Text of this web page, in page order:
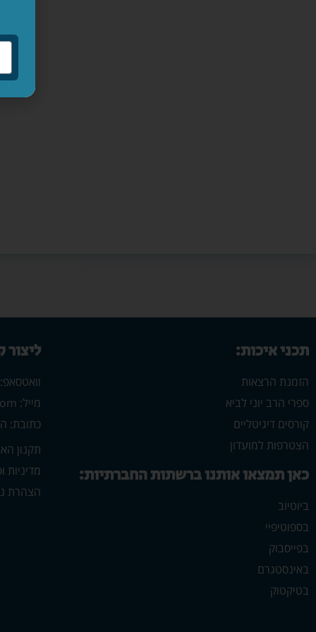
תכני איכות:
הזמנת הרצאות
ספרי הרב יוני לביא
קורסים דיגיטליים
הצטרפות למועדון
כאן תמצאו אותנו ברשתות החברתיות:
ביוטיוב
בספוטיפיי
בפייסבוק
באינסטגרם
בטיקטוק
וואטסאפ:
מייל: yonilavi10@gmail.com
כתובת: הרב
תקנון
מדיניות
הצהרת